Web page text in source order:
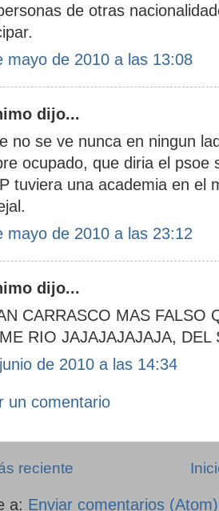
de otras
mayo de 2010 a las 13:08
dijo...
no se ve nunca en ningun
ocupado, que diria el psoe
tuviera una academia en el
mayo de 2010 a las 23:12
dijo...
CARRASCO MAS FALSO
RIO JAJAJAJAJAJA, DEL
de 2010 a las 14:34
un comentario
reciente
a: Enviar comentarios (Atom)